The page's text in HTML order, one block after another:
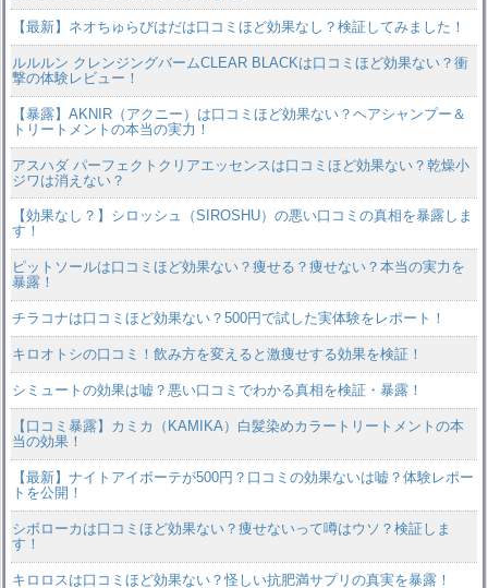
【最新】ネオちゅらびはだは口コミほど効果なし？検証してみました！
ルルルン クレンジングバームCLEAR BLACKは口コミほど効果ない？衝
撃の体験レビュー！
【暴露】AKNIR（アクニー）は口コミほど効果ない？ヘアシャンプー＆
トリートメントの本当の実力！
アスハダ パーフェクトクリアエッセンスは口コミほど効果ない？乾燥小
ジワは消えない？
【効果なし？】シロッシュ（SIROSHU）の悪い口コミの真相を暴露しま
す！
ピットソールは口コミほど効果ない？痩せる？痩せない？本当の実力を
暴露！
チラコナは口コミほど効果ない？500円で試した実体験をレポート！
キロオトシの口コミ！飲み方を変えると激痩せする効果を検証！
シミュートの効果は嘘？悪い口コミでわかる真相を検証・暴露！
【口コミ暴露】カミカ（KAMIKA）白髪染めカラートリートメントの本
当の効果！
【最新】ナイトアイボーテが500円？口コミの効果ないは嘘？体験レポー
トを公開！
シボローカは口コミほど効果ない？痩せないって噂はウソ？検証しま
す！
キロロスは口コミほど効果ない？怪しい抗肥満サプリの真実を暴露！